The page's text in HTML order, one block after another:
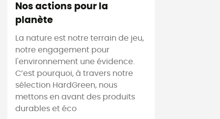
Nos actions pour la
planète
La nature est notre terrain de jeu,
notre engagement pour
l'environnement une évidence.
C’est pourquoi, à travers notre
sélection HardGreen, nous
mettons en avant des produits
durables et éco